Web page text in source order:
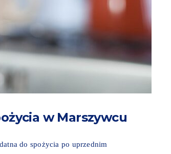
w Marszywcu
do spożycia po uprzednim